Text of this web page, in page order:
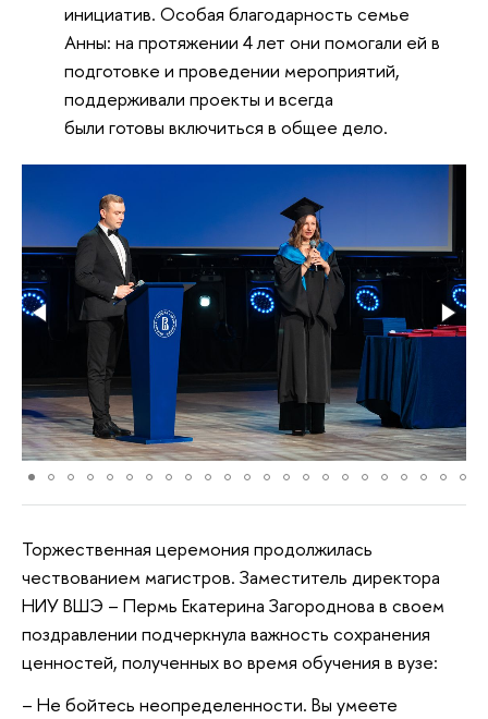
инициатив. Особая благодарность семье
Анны: на протяжении 4 лет они помогали ей в
подготовке и проведении мероприятий,
поддерживали проекты и всегда
были готовы включиться в общее дело.
Торжественная церемония продолжилась
чествованием магистров. Заместитель директора
НИУ ВШЭ – Пермь Екатерина Загороднова в своем
поздравлении подчеркнула важность сохранения
ценностей, полученных во время обучения в вузе:
– Не бойтесь неопределенности. Вы умеете